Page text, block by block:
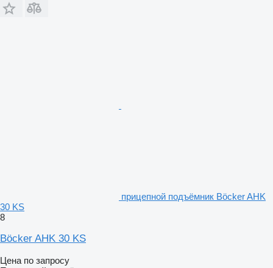
прицепной подъёмник Böcker AHK
30 KS
8
Böcker AHK 30 KS
Цена по запросу